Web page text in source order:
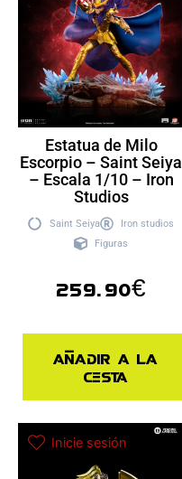
Estatua de Milo
Escorpio – Saint Seiya
– Escala 1/10 – Iron
Studios
Saint Seiya
Iron studios
Figuras
259.90€
Añadir a la
cesta
Inicie sesión